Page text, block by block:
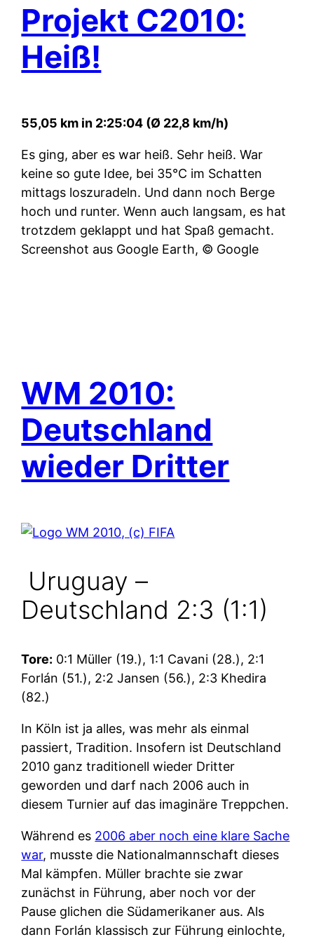
Projekt C2010:
Heiß!
55,05 km in 2:25:04 (Ø 22,8 km/h)
Es ging, aber es war heiß. Sehr heiß. War
keine so gute Idee, bei 35°C im Schatten
mittags loszuradeln. Und dann noch Berge
hoch und runter. Wenn auch langsam, es hat
trotzdem geklappt und hat Spaß gemacht.
Screenshot aus Google Earth, © Google
WM 2010:
Deutschland
wieder Dritter
Uruguay –
Deutschland 2:3 (1:1)
Tore: 0:1 Müller (19.), 1:1 Cavani (28.), 2:1
Forlán (51.), 2:2 Jansen (56.), 2:3 Khedira
(82.)
In Köln ist ja alles, was mehr als einmal
passiert, Tradition. Insofern ist Deutschland
2010 ganz traditionell wieder Dritter
geworden und darf nach 2006 auch in
diesem Turnier auf das imaginäre Treppchen.
Während es 2006 aber noch eine klare Sache
war, musste die Nationalmannschaft dieses
Mal kämpfen. Müller brachte sie zwar
zunächst in Führung, aber noch vor der
Pause glichen die Südamerikaner aus. Als
dann Forlán klassisch zur Führung einlochte,